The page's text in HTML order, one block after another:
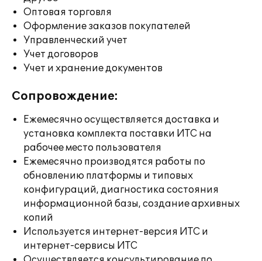
Оптовая торговля
Оформление заказов покупателей
Управленческий учет
Учет договоров
Учет и хранение документов
Сопровождение:
Ежемесячно осуществляется доставка и
установка комплекта поставки ИТС на
рабочее место пользователя
Ежемесячно производятся работы по
обновлению платформы и типовых
конфигураций, диагностика состояния
информационной базы, создание архивных
копий
Используется интернет-версия ИТС и
интернет-сервисы ИТС